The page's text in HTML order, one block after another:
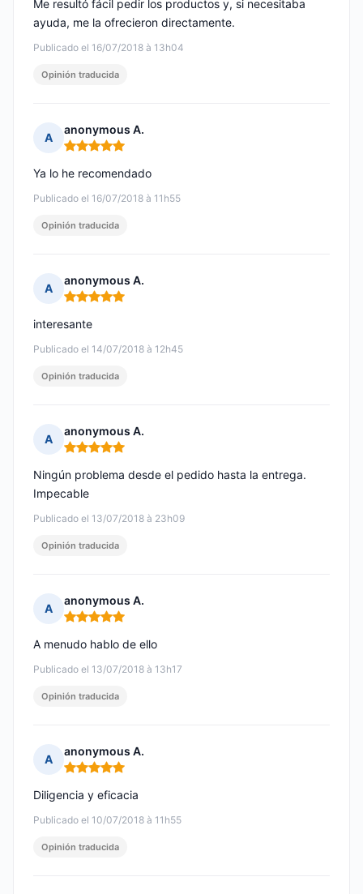
Publicado el 16/07/2018 à 13h04
Me resultó fácil pedir los productos y, si necesitaba
ayuda, me la ofrecieron directamente.
Opinión traducida
A
anonymous A.
Nota: 5 de 5
Publicado el 16/07/2018 à 11h55
Ya lo he recomendado
Opinión traducida
A
anonymous A.
Nota: 5 de 5
Publicado el 14/07/2018 à 12h45
interesante
Opinión traducida
A
anonymous A.
Nota: 5 de 5
Publicado el 13/07/2018 à 23h09
Ningún problema desde el pedido hasta la entrega.
Impecable
Opinión traducida
A
anonymous A.
Nota: 5 de 5
Publicado el 13/07/2018 à 13h17
A menudo hablo de ello
Opinión traducida
A
anonymous A.
Nota: 5 de 5
Publicado el 10/07/2018 à 11h55
Diligencia y eficacia
Opinión traducida